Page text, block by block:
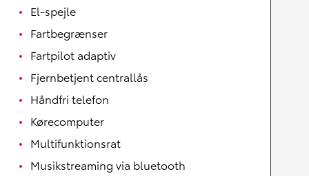
El-spejle
Fartbegrænser
Fartpilot adaptiv
Fjernbetjent centrallås
Håndfri telefon
Kørecomputer
Multifunktionsrat
Musikstreaming via bluetooth